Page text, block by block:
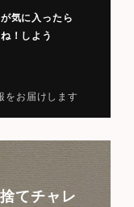
気に入ったら
！しよう
をお届けします
てチャレ